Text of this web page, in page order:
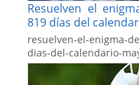
Resuelven el
819 días del
resuelven-el-enigma-
dias-del-calendario-